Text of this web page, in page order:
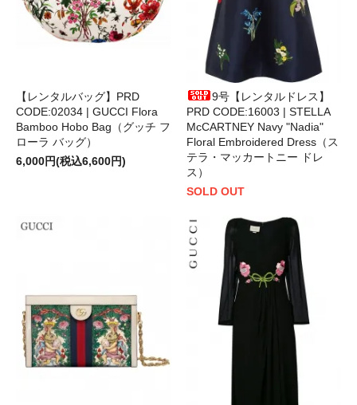
【レンタルバッグ】PRD
CODE:02034 | GUCCI Flora
Bamboo Hobo Bag（グッチ フ
ローラ バッグ）
6,000円(税込6,600円)
9号【レンタルドレス】
PRD CODE:16003 | STELLA
McCARTNEY Navy "Nadia"
Floral Embroidered Dress（ス
テラ・マッカートニー ドレ
ス）
SOLD OUT